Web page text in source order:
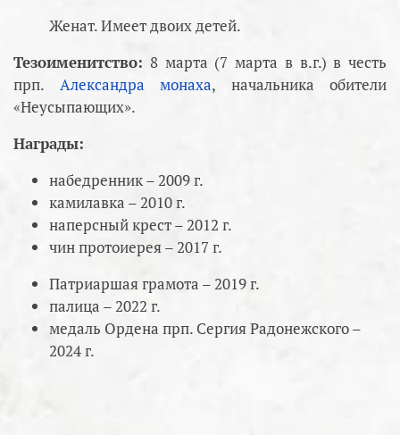
Женат. Имеет двоих детей.
Тезоименитство: 8 марта (7 марта в в.г.) в честь
прп. Александра монаха, начальника обители
«Неусыпающих».
Награды:
набедренник – 2009 г.
камилавка – 2010 г.
наперсный крест – 2012 г.
чин протоиерея – 2017 г.
Патриаршая грамота – 2019 г.
палица – 2022 г.
медаль Ордена прп. Сергия Радонежского –
2024 г.